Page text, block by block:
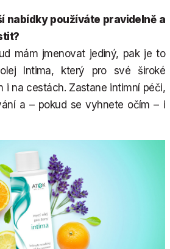
nabídky používáte pravidelně a
mám jmenovat jediný, pak je to
Intima, který pro své široké
i na cestách. Zastane intimní péči,
a – pokud se vyhnete očím – i